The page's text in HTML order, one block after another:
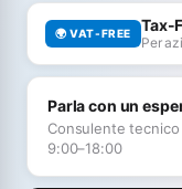
🌍 VAT-FREE Tax-
Per
Parla con un
Consulente
9:00–18:00